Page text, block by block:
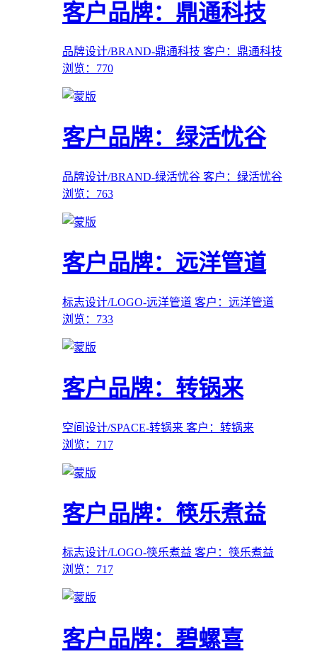
客户品牌：鼎通科技
品牌设计/BRAND-鼎通科技 客户：鼎通科技
浏览：770
客户品牌：绿活忧谷
品牌设计/BRAND-绿活忧谷 客户：绿活忧谷
浏览：763
客户品牌：远洋管道
标志设计/LOGO-远洋管道 客户：远洋管道
浏览：733
客户品牌：转锅来
空间设计/SPACE-转锅来 客户：转锅来
浏览：717
客户品牌：筷乐煮益
标志设计/LOGO-筷乐煮益 客户：筷乐煮益
浏览：717
客户品牌：碧螺喜